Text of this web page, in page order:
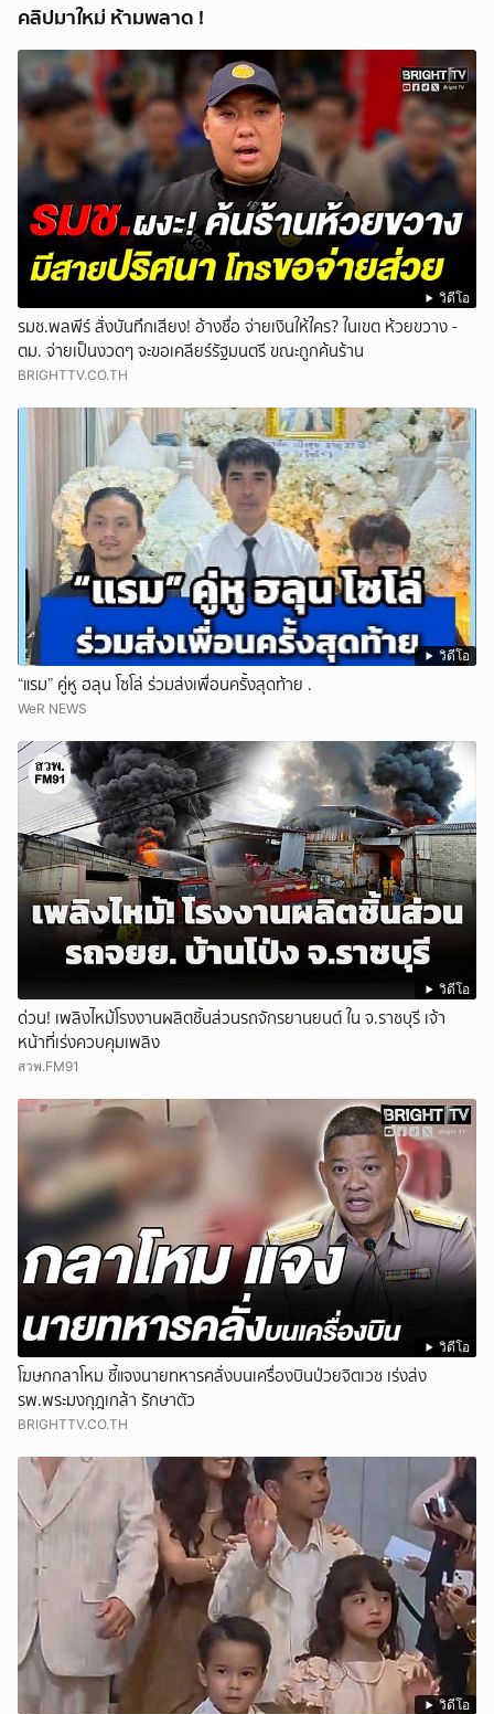
คลิปมาใหม่ ห้ามพลาด !
วิดีโอ
รมช.พลพีร์ สั่งบันทึกเสียง! อ้างชื่อ จ่ายเงินให้ใคร? ในเขต ห้วยขวาง -
ตม. จ่ายเป็นงวดๆ จะขอเคลียร์รัฐมนตรี ขณะถูกค้นร้าน
BRIGHTTV.CO.TH
วิดีโอ
“แรม” คู่หู ฮลุน โซโล่ ร่วมส่งเพื่อนครั้งสุดท้าย .
WeR NEWS
วิดีโอ
ด่วน! เพลิงไหม้โรงงานผลิตชิ้นส่วนรถจักรยานยนต์ ใน จ.ราชบุรี เจ้า
หน้าที่เร่งควบคุมเพลิง
สวพ.FM91
วิดีโอ
โฆษกกลาโหม ชี้แจงนายทหารคลั่งบนเครื่องบินป่วยจิตเวช เร่งส่ง
รพ.พระมงกุฎเกล้า รักษาตัว
BRIGHTTV.CO.TH
วิดีโอ